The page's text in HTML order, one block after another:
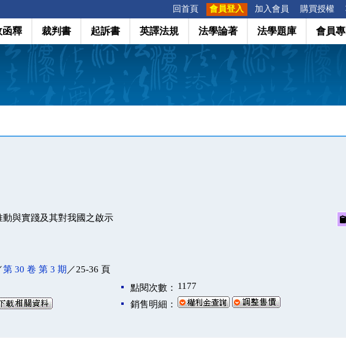
回首頁 會員登入 加入會員 購買授權
函釋 裁判書 起訴書 英譯法規 法學論著 法學題庫 會員
與實踐及其對我國之啟示
第 30 卷 第 3 期 ／25-36 頁
點閱次數： 1177
銷售明細：